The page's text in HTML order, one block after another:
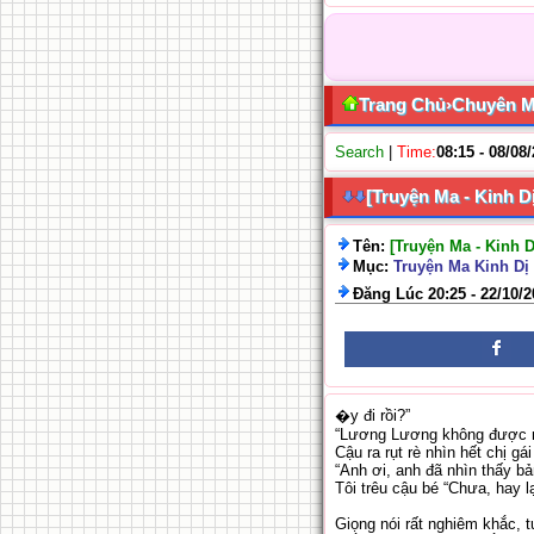
Trang Chủ›Chuyên
Search Time:08:15 - 08/
[Truyện Ma - Kinh
Tên: [Truyện Ma - Kinh
Mục: Truyện Ma Kinh
Đăng Lúc 20:25 - 22/10/
�y đi rồi?”
“Lương Lương không được
Cậu ra rụt rè nhìn hết chị
“Anh ơi, anh đã nhìn thấy
Tôi trêu cậu bé “Chưa, hay
Giọng nói rất nghiêm khắc,